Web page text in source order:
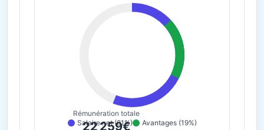
Rémunération totale
22 259€
Salaire net (81%) Avantages (19%)